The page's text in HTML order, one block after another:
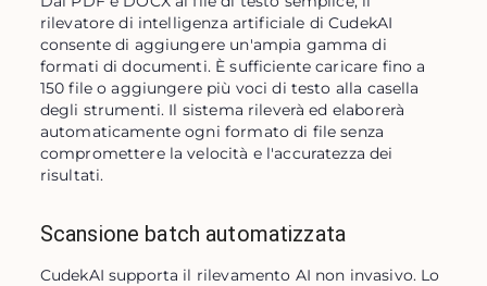
rilevatore di intelligenza artificiale di CudekAI
consente di aggiungere un'ampia gamma di
formati di documenti. È sufficiente caricare fino a
150 file o aggiungere più voci di testo alla casella
degli strumenti. Il sistema rileverà ed elaborerà
automaticamente ogni formato di file senza
compromettere la velocità e l'accuratezza dei
risultati.
Scansione batch automatizzata
CudekAI supporta il rilevamento AI non invasivo. Lo